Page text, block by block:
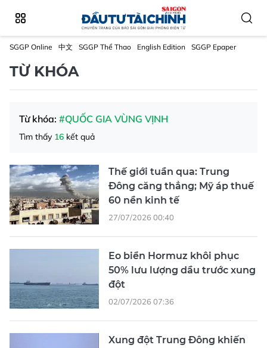
SGGP Online 中文 SGGP Thể Thao English Edition SGGP Epaper
TỪ KHÓA
Từ khóa: #QUỐC GIA VÙNG VỊNH
Tìm thấy 16 kết quả
Thế giới tuần qua: Trung
Đông căng thẳng; Mỹ áp thuế
60 nền kinh tế
27/07/2026 00:40
Eo biển Hormuz khôi phục
50% lưu lượng dầu trước xung
đột
02/07/2026 07:36
Xung đột Trung Đông khiến